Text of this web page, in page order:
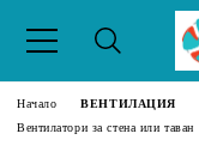
Начало ВЕНТИЛАЦИЯ
Вентилатори за стена или таван